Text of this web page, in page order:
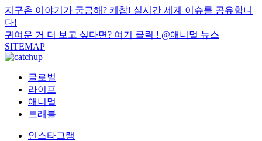
지구촌 이야기가 궁금해? 케찹! 실시간 세계 이슈를 공유합니
다!
귀여운 거 더 보고 싶다면? 여기 클릭 ! @애니멀 뉴스
SITEMAP
글로벌
라이프
애니멀
트래블
인스타그램